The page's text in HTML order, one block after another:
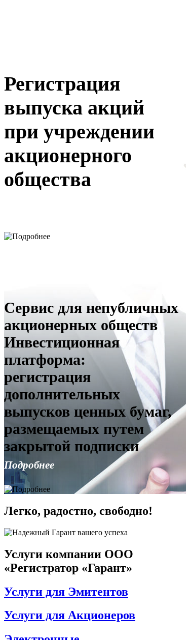
Регистрация
выпуска акций
при учреждении
акционерного
общества
Сервис для непубличных
акционерных обществ
Инвестиционная
платформа:
регистрация
дополнительных
выпусков ценных бумаг,
размещаемых путем
закрытой подписки
Подробнее
Легко, радостно, свободно!
Услуги компании ООО
«Регистратор «Гарант»
Услуги для Эмитентов
Услуги для Акционеров